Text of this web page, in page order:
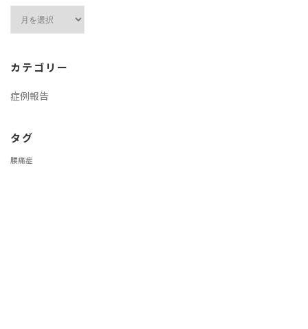
ブ
カテゴリー
症例報告
タグ
腰痛症